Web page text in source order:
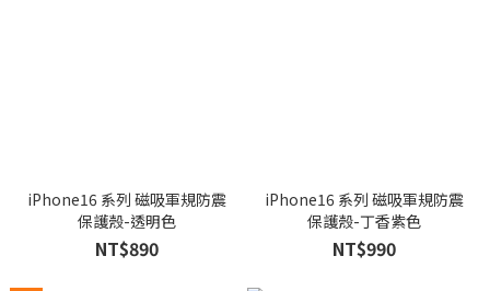
iPhone16 系列 磁吸軍規防震
保護殼-透明色
NT$890
iPhone16 系列 磁吸軍規防震
保護殼-丁香紫色
NT$990